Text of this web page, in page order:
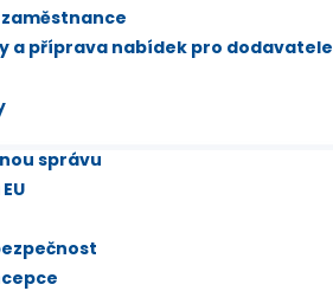
a příprava nabídek pro dodavatele
správu